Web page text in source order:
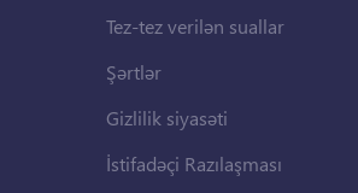
Tez-tez verilən suallar
Şərtlər
Gizlilik siyasəti
İstifadəçi Razılaşması